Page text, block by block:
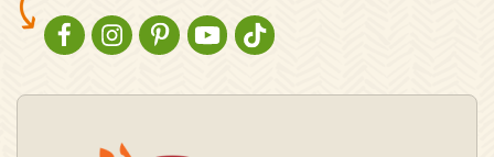
NATURESCANNER OP FACEBOOK
NATURESCANNER OP INSTAGRAM
NATURESCANNER OP PINTEREST
NATURESCANNER OP YOUTUBE
NATURESCANNER OP TIKTOK